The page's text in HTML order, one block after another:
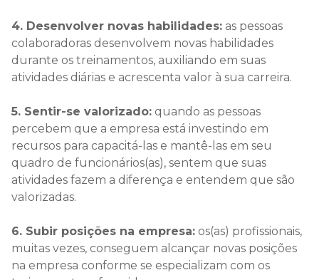
4. Desenvolver novas habilidades: as pessoas
colaboradoras desenvolvem novas habilidades
durante os treinamentos, auxiliando em suas
atividades diárias e acrescenta valor à sua carreira.
5. Sentir-se valorizado: quando as pessoas
percebem que a empresa está investindo em
recursos para capacitá-las e mantê-las em seu
quadro de funcionários(as), sentem que suas
atividades fazem a diferença e entendem que são
valorizadas.
6. Subir posições na empresa: os(as) profissionais,
muitas vezes, conseguem alcançar novas posições
na empresa conforme se especializam com os